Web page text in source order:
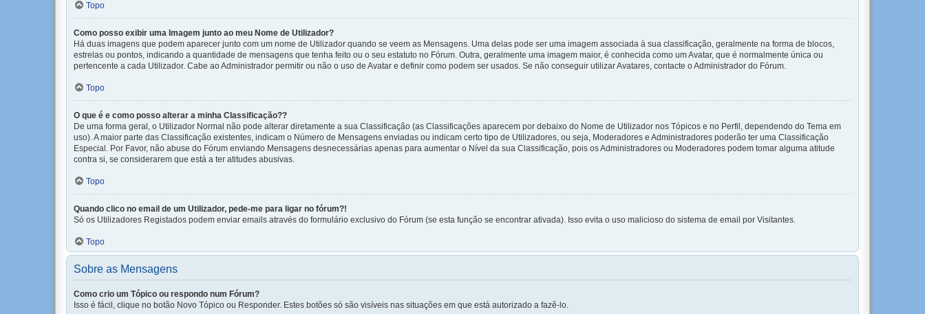
Topo
Como posso exibir uma Imagem junto ao meu Nome de Utilizador?
Há duas imagens que podem aparecer junto com um nome de Utilizador quando se veem as Mensagens. Uma delas pode ser uma imagem associada à sua classificação, geralmente na forma de blocos,
estrelas ou pontos, indicando a quantidade de mensagens que tenha feito ou o seu estatuto no Fórum. Outra, geralmente uma imagem maior, é conhecida como um Avatar, que é normalmente única ou
pertencente a cada Utilizador. Cabe ao Administrador permitir ou não o uso de Avatar e definir como podem ser usados. Se não conseguir utilizar Avatares, contacte o Administrador do Fórum.
Topo
O que é e como posso alterar a minha Classificação??
De uma forma geral, o Utilizador Normal não pode alterar diretamente a sua Classificação (as Classificações aparecem por debaixo do Nome de Utilizador nos Tópicos e no Perfil, dependendo do Tema em
uso). A maior parte das Classificação existentes, indicam o Número de Mensagens enviadas ou indicam certo tipo de Utilizadores, ou seja, Moderadores e Administradores poderão ter uma Classificação
Especial. Por Favor, não abuse do Fórum enviando Mensagens desnecessárias apenas para aumentar o Nível da sua Classificação, pois os Administradores ou Moderadores podem tomar alguma atitude
contra si, se considerarem que está a ter atitudes abusivas.
Topo
Quando clico no email de um Utilizador, pede-me para ligar no fórum?!
Só os Utilizadores Registados podem enviar emails através do formulário exclusivo do Fórum (se esta função se encontrar ativada). Isso evita o uso malicioso do sistema de email por Visitantes.
Topo
Sobre as Mensagens
Como crio um Tópico ou respondo num Fórum?
Isso é fácil, clique no botão Novo Tópico ou Responder. Estes botões só são visíveis nas situações em que está autorizado a fazê-lo.